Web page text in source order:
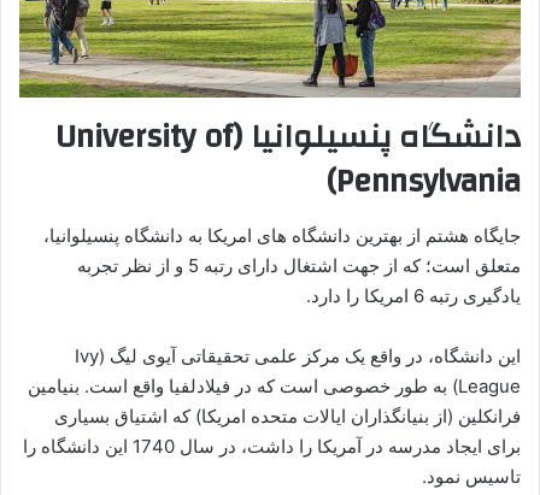
دانشگاه پنسیلوانیا (University of
Pennsylvania)
جایگاه هشتم از بهترین دانشگاه های امریکا به دانشگاه پنسیلوانیا،
متعلق است؛ که از جهت اشتغال دارای رتبه 5 و از نظر تجربه
یادگیری رتبه 6 امریکا را دارد.
این دانشگاه، در واقع یک مرکز علمی تحقیقاتی آیوی لیگ (Ivy
League) به طور خصوصی است که در فیلادلفیا واقع است. بنیامین
فرانکلین (از بنیانگذاران ایالات متحده امریکا) که اشتیاق بسیاری
برای ایجاد مدرسه در آمریکا را داشت، در سال 1740 این دانشگاه را
تاسیس نمود.